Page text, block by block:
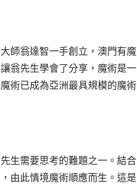
師翁達智一手創立，澳門有魔
翁先生學會了分享，魔術是一
術已成為亞洲最具規模的魔術
生需要思考的難題之一。結合
由此情境魔術順應而生。這是